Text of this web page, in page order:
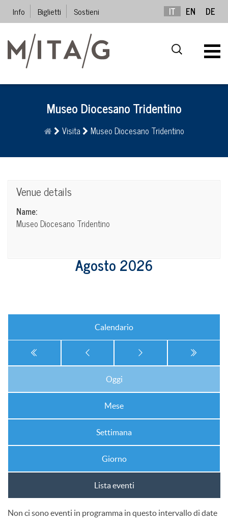
Info Biglietti Sostieni IT EN DE
Museo Diocesano Tridentino
Visita Museo Diocesano Tridentino
Venue details
Name:
Museo Diocesano Tridentino
Agosto 2026
Calendario
Oggi
Mese
Settimana
Giorno
Lista eventi
Non ci sono eventi in programma in questo intervallo di date